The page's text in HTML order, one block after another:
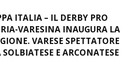
ITALIA – IL DERBY PRO
VARESINA INAUGURA LA
VARESE SPETTATORE
SOLBIATESE E ARCONATESE